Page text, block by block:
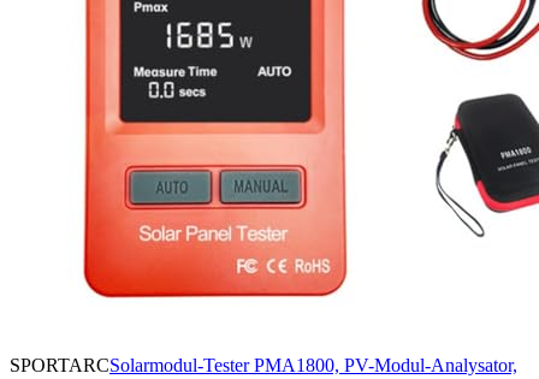
SPORTARCSolarmodul-Tester PMA1800, PV-Modul-Analysator,